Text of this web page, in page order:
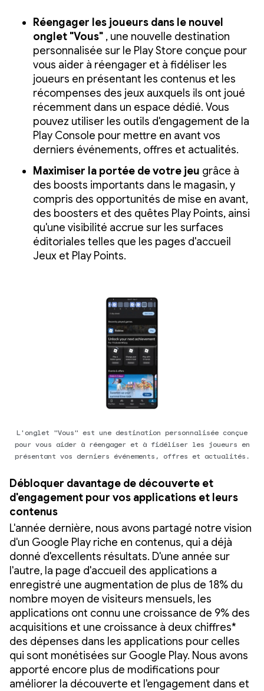
Réengager les joueurs dans le nouvel
onglet "Vous" , une nouvelle destination
personnalisée sur le Play Store conçue pour
vous aider à réengager et à fidéliser les
joueurs en présentant les contenus et les
récompenses des jeux auxquels ils ont joué
récemment dans un espace dédié. Vous
pouvez utiliser les outils d'engagement de la
Play Console pour mettre en avant vos
derniers événements, offres et actualités.
Maximiser la portée de votre jeu grâce à
des boosts importants dans le magasin, y
compris des opportunités de mise en avant,
des boosters et des quêtes Play Points, ainsi
qu'une visibilité accrue sur les surfaces
éditoriales telles que les pages d'accueil
Jeux et Play Points.
L'onglet "Vous" est une destination personnalisée conçue
pour vous aider à réengager et à fidéliser les joueurs en
présentant vos derniers événements, offres et actualités.
Débloquer davantage de découverte et
d'engagement pour vos applications et leurs
contenus
L'année dernière, nous avons partagé notre vision
d'un Google Play riche en contenus, qui a déjà
donné d'excellents résultats. D'une année sur
l'autre, la page d'accueil des applications a
enregistré une augmentation de plus de 18% du
nombre moyen de visiteurs mensuels, les
applications ont connu une croissance de 9% des
acquisitions et une croissance à deux chiffres*
des dépenses dans les applications pour celles
qui sont monétisées sur Google Play. Nous avons
apporté encore plus de modifications pour
améliorer la découverte et l'engagement dans et